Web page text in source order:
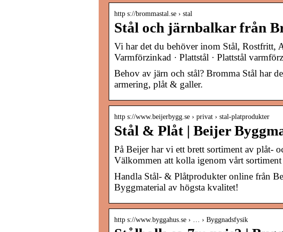
http s://brommastal.se › stal
Stål och järnbalkar från
Vi har det du behöver inom Stål, Rostfritt,
Varmförzinkad · Plattstål · Plattstål
Behov av järn och stål? Bromma Stål har
armering, plåt & galler.
http s://www.beijerbygg.se › privat › stal-platprodukter
Stål & Plåt | Beijer
På Beijer har vi ett brett sortiment av plåt-
Välkommen att kolla igenom vårt
Handla Stål- & Plåtprodukter online från
Byggmaterial av högsta kvalitet!
http s://www.byggahus.se › … › Byggnadsfysik